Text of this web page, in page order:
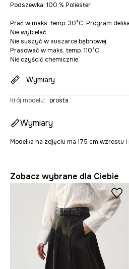
Podszewka: 100 % Poliester
Prać w maks. temp. 30°C. Program
Nie wybielać.
Nie suszyć w suszarce bębnowej.
Prasować w maks. temp. 110°C.
Nie czyścić chemicznie.
Wymiary
Krój modelu: prosta
Wymiary
Modelka na zdjęciu ma 175 cm wzrostu i
Zobacz wybrane dla Ciebie